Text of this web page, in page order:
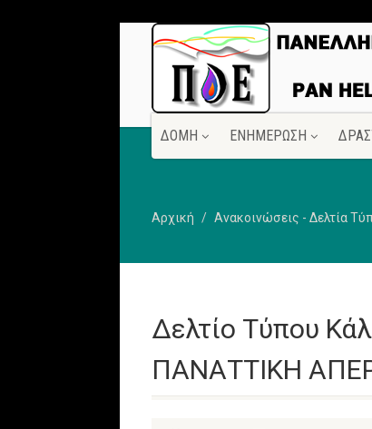
ΔΟΜΗ ΕΝΗΜΕΡΩΣΗ
Αρχική Ανακοινώσεις - Δελτία
Δελτίο Τύπου
ΠΑΝΑΤΤΙΚΗ